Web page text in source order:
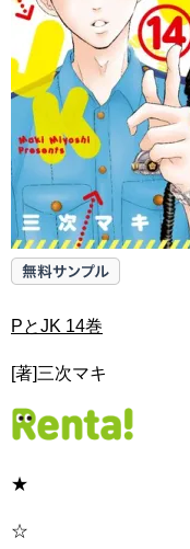
PとJK 14巻
[著]三次マキ
★
☆